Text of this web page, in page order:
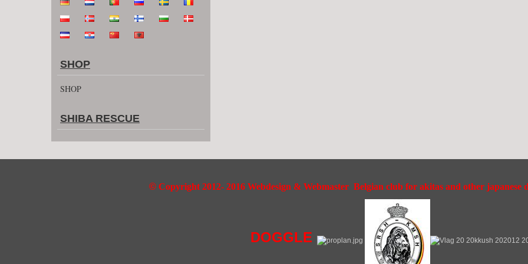
SHOP
SHOP
SHIBA RESCUE
© Copyright 2012- 2016 Webdesign & Webmaster Belgian club for akitas and other japanese
DOGGLE